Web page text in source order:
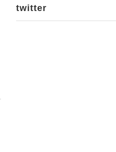
twitter